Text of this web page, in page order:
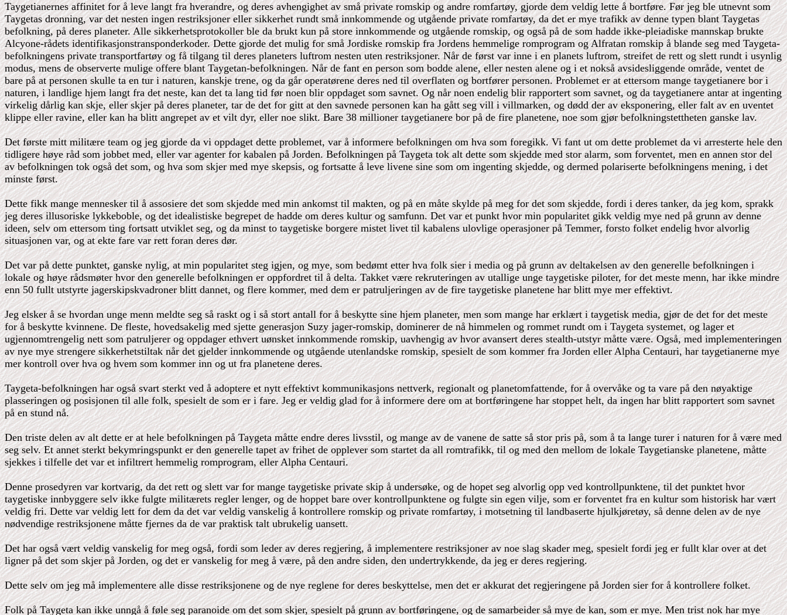
Taygetianernes affinitet for å leve langt fra hverandre, og deres avhengighet av små private romskip og andre romfartøy, gjorde dem veldig lette å bortføre. Før jeg ble utnevnt som
Taygetas dronning, var det nesten ingen restriksjoner eller sikkerhet rundt små innkommende og utgående private romfartøy, da det er mye trafikk av denne typen blant Taygetas
befolkning, på deres planeter. Alle sikkerhetsprotokoller ble da brukt kun på store innkommende og utgående romskip, og også på de som hadde ikke-pleiadiske mannskap brukte
Alcyone-rådets identifikasjonstransponderkoder. Dette gjorde det mulig for små Jordiske romskip fra Jordens hemmelige romprogram og Alfratan romskip å blande seg med Taygeta-
befolkningens private transportfartøy og få tilgang til deres planeters luftrom nesten uten restriksjoner. Når de først var inne i en planets luftrom, streifet de rett og slett rundt i usynlig
modus, mens de observerte mulige offere blant Taygetan-befolkningen. Når de fant en person som bodde alene, eller nesten alene og i et nokså avsidesliggende område, ventet de
bare på at personen skulle ta en tur i naturen, kanskje trene, og da går operatørene deres ned til overflaten og bortfører personen. Problemet er at ettersom mange taygetianere bor i
naturen, i landlige hjem langt fra det neste, kan det ta lang tid før noen blir oppdaget som savnet. Og når noen endelig blir rapportert som savnet, og da taygetianere antar at ingenting
virkelig dårlig kan skje, eller skjer på deres planeter, tar de det for gitt at den savnede personen kan ha gått seg vill i villmarken, og dødd der av eksponering, eller falt av en uventet
klippe eller ravine, eller kan ha blitt angrepet av et vilt dyr, eller noe slikt. Bare 38 millioner taygetianere bor på de fire planetene, noe som gjør befolkningstettheten ganske lav.
Det første mitt militære team og jeg gjorde da vi oppdaget dette problemet, var å informere befolkningen om hva som foregikk. Vi fant ut om dette problemet da vi arresterte hele den
tidligere høye råd som jobbet med, eller var agenter for kabalen på Jorden. Befolkningen på Taygeta tok alt dette som skjedde med stor alarm, som forventet, men en annen stor del
av befolkningen tok også det som, og hva som skjer med mye skepsis, og fortsatte å leve livene sine som om ingenting skjedde, og dermed polariserte befolkningens mening, i det
minste først.
Dette fikk mange mennesker til å assosiere det som skjedde med min ankomst til makten, og på en måte skylde på meg for det som skjedde, fordi i deres tanker, da jeg kom, sprakk
jeg deres illusoriske lykkeboble, og det idealistiske begrepet de hadde om deres kultur og samfunn. Det var et punkt hvor min popularitet gikk veldig mye ned på grunn av denne
ideen, selv om ettersom ting fortsatt utviklet seg, og da minst to taygetiske borgere mistet livet til kabalens ulovlige operasjoner på Temmer, forsto folket endelig hvor alvorlig
situasjonen var, og at ekte fare var rett foran deres dør.
Det var på dette punktet, ganske nylig, at min popularitet steg igjen, og mye, som bedømt etter hva folk sier i media og på grunn av deltakelsen av den generelle befolkningen i
lokale og høye rådsmøter hvor den generelle befolkningen er oppfordret til å delta. Takket være rekruteringen av utallige unge taygetiske piloter, for det meste menn, har ikke mindre
enn 50 fullt utstyrte jagerskipskvadroner blitt dannet, og flere kommer, med dem er patruljeringen av de fire taygetiske planetene har blitt mye mer effektivt.
Jeg elsker å se hvordan unge menn meldte seg så raskt og i så stort antall for å beskytte sine hjem planeter, men som mange har erklært i taygetisk media, gjør de det for det meste
for å beskytte kvinnene. De fleste, hovedsakelig med sjette generasjon Suzy jager-romskip, dominerer de nå himmelen og rommet rundt om i Taygeta systemet, og lager et
ugjennomtrengelig nett som patruljerer og oppdager ethvert uønsket innkommende romskip, uavhengig av hvor avansert deres stealth-utstyr måtte være. Også, med implementeringen
av nye mye strengere sikkerhetstiltak når det gjelder innkommende og utgående utenlandske romskip, spesielt de som kommer fra Jorden eller Alpha Centauri, har taygetianerne mye
mer kontroll over hva og hvem som kommer inn og ut fra planetene deres.
Taygeta-befolkningen har også svart sterkt ved å adoptere et nytt effektivt kommunikasjons nettverk, regionalt og planetomfattende, for å overvåke og ta vare på den nøyaktige
plasseringen og posisjonen til alle folk, spesielt de som er i fare. Jeg er veldig glad for å informere dere om at bortføringene har stoppet helt, da ingen har blitt rapportert som savnet
på en stund nå.
Den triste delen av alt dette er at hele befolkningen på Taygeta måtte endre deres livsstil, og mange av de vanene de satte så stor pris på, som å ta lange turer i naturen for å være med
seg selv. Et annet sterkt bekymringspunkt er den generelle tapet av frihet de opplever som startet da all romtrafikk, til og med den mellom de lokale Taygetianske planetene, måtte
sjekkes i tilfelle det var et infiltrert hemmelig romprogram, eller Alpha Centauri.
Denne prosedyren var kortvarig, da det rett og slett var for mange taygetiske private skip å undersøke, og de hopet seg alvorlig opp ved kontrollpunktene, til det punktet hvor
taygetiske innbyggere selv ikke fulgte militærets regler lenger, og de hoppet bare over kontrollpunktene og fulgte sin egen vilje, som er forventet fra en kultur som historisk har vært
veldig fri. Dette var veldig lett for dem da det var veldig vanskelig å kontrollere romskip og private romfartøy, i motsetning til landbaserte hjulkjøretøy, så denne delen av de nye
nødvendige restriksjonene måtte fjernes da de var praktisk talt ubrukelig uansett.
Det har også vært veldig vanskelig for meg også, fordi som leder av deres regjering, å implementere restriksjoner av noe slag skader meg, spesielt fordi jeg er fullt klar over at det
ligner på det som skjer på Jorden, og det er vanskelig for meg å være, på den andre siden, den undertrykkende, da jeg er deres regjering.
Dette selv om jeg må implementere alle disse restriksjonene og de nye reglene for deres beskyttelse, men det er akkurat det regjeringene på Jorden sier for å kontrollere folket.
Folk på Taygeta kan ikke unngå å føle seg paranoide om det som skjer, spesielt på grunn av bortføringene, og de samarbeider så mye de kan, som er mye. Men trist nok har mye